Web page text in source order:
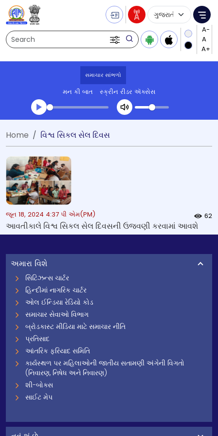
Search
Language
સમાચાર સાંભળો
મન કી બાત સ્ક્રીન રીડર ઍક્સેસ
Transcript summary
પ્લે ઓડિયો
Home વિશ્વ સિકલ સેલ દિવસ
જૂન 18, 2024 4:37 પી એમ(PM) 62
આવતીકાલે વિશ્વ સિકલ સેલ દિવસની ઉજવણી કરવામાં આવશે
અમારા વિશે
સિટિઝન્સ ચાર્ટર
હિન્દીમાં નાગરિક ચાર્ટર
ઓલ ઈન્ડિયા રેડિયો કોડ
સમાચાર સેવાઓ વિભાગ
બ્રોડકાસ્ટ મીડિયા માટે સમાચાર નીતિ
પ્રતિસાદ
આંતરિક ફરિયાદ સમિતિ
કાર્યસ્થળ પર મહિલાઓની જાતીય સતામણી અંગેની વિગતો
(નિવારણ, નિષેધ અને નિવારણ)
શી-બોક્સ
સાઈટ મેપ